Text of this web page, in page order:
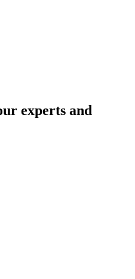
experts and